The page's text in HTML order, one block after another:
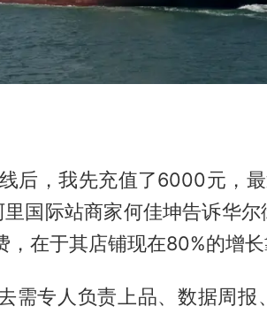
后，我先充值了6000元，
国际站商家何佳坤告诉华
在于其店铺现在80%的增长
需专人负责上品、数据周报